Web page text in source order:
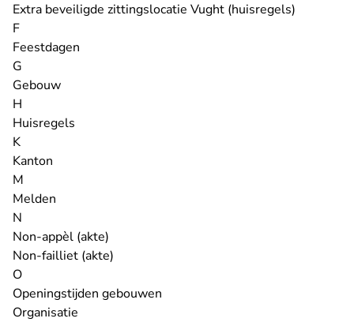
Extra beveiligde zittingslocatie Vught (huisregels)
F
Feestdagen
G
Gebouw
H
Huisregels
K
Kanton
M
Melden
N
Non-appèl (akte)
Non-failliet (akte)
O
Openingstijden gebouwen
Organisatie